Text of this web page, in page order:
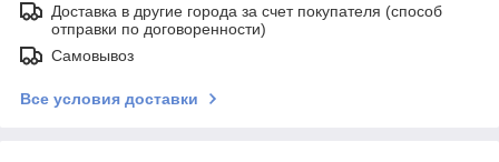
Доставка в другие города за счет покупателя (способ
отправки по договоренности)
Самовывоз
Все условия доставки